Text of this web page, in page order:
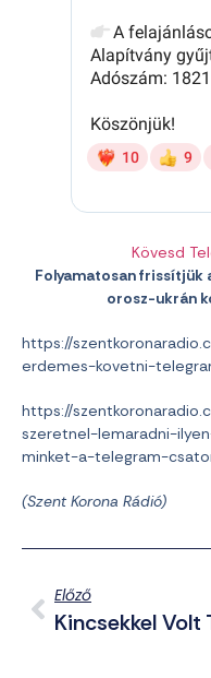
Kövesd
Folyamatosan frissítjük
orosz-ukrán
https://
erdemes-kovetni-
https://
szeretnel-lemaradni-
minket-a-telegram-
(Szent Korona Rádió)
Előző